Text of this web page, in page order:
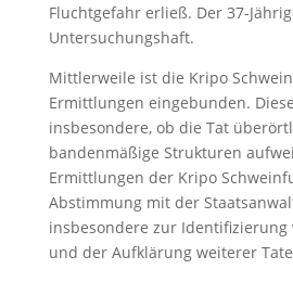
Fluchtgefahr erließ. Der 37-
Untersuchungshaft.
Mittlerweile ist die Kripo
Ermittlungen eingebunden.
insbesondere, ob die Tat
bandenmäßige Strukturen
Ermittlungen der Kripo
Abstimmung mit der
insbesondere zur
und der Aufklärung weiterer